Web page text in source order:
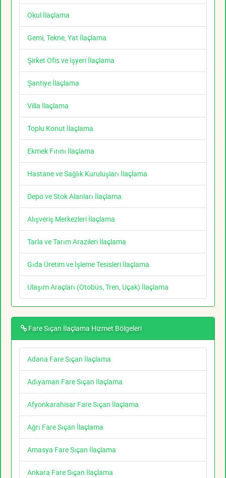
Okul İlaçlama
Gemi, Tekne, Yat İlaçlama
Şirket Ofis ve İşyeri İlaçlama
Şantiye İlaçlama
Villa İlaçlama
Toplu Konut İlaçlama
Ekmek Fırını İlaçlama
Hastane ve Sağlık Kuruluşları İlaçlama
Depo ve Stok Alanları İlaçlama
Alışveriş Merkezleri İlaçlama
Tarla ve Tarım Arazileri İlaçlama
Gıda Üretim ve İşleme Tesisleri İlaçlama
Ulaşım Araçları (Otobüs, Tren, Uçak) İlaçlama
Fare Sıçan İlaçlama Hizmet Bölgeleri
Adana Fare Sıçan İlaçlama
Adıyaman Fare Sıçan İlaçlama
Afyonkarahisar Fare Sıçan İlaçlama
Ağrı Fare Sıçan İlaçlama
Amasya Fare Sıçan İlaçlama
Ankara Fare Sıçan İlaçlama